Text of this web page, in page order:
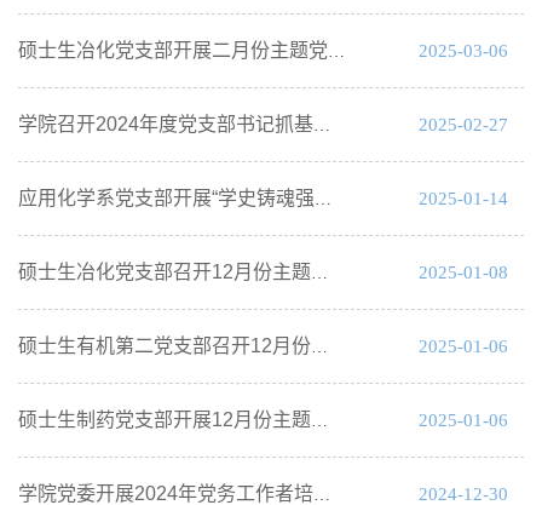
2025-03-06
2025-02-27
2025-01-14
2025-01-08
2025-01-06
2025-01-06
2024-12-30